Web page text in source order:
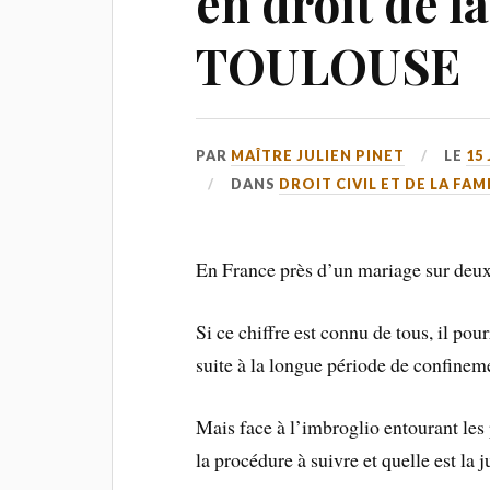
TOULOUSE
PAR MAÎTRE JULIEN PINET LE 15
DANS DROIT CIVIL ET DE LA
En France près d’un mariage sur
Si ce chiffre est connu de tous, il
suite à la longue période de
Mais face à l’imbroglio entourant
la procédure à suivre et quelle est la